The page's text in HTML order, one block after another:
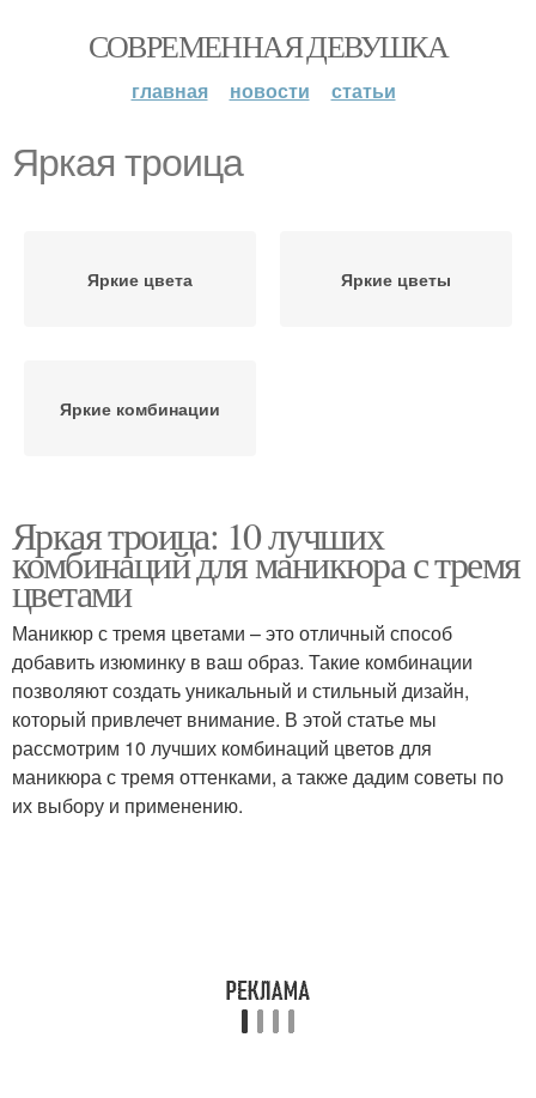
СОВРЕМЕННАЯ ДЕВУШКА
главная новости статьи
Яркая троица
Яркие цвета Яркие цветы
Яркие комбинации
Яркая троица: 10 лучших
комбинаций для маникюра с тремя
цветами
Маникюр с тремя цветами – это отличный способ
добавить изюминку в ваш образ. Такие комбинации
позволяют создать уникальный и стильный дизайн,
который привлечет внимание. В этой статье мы
рассмотрим 10 лучших комбинаций цветов для
маникюра с тремя оттенками, а также дадим советы по
их выбору и применению.